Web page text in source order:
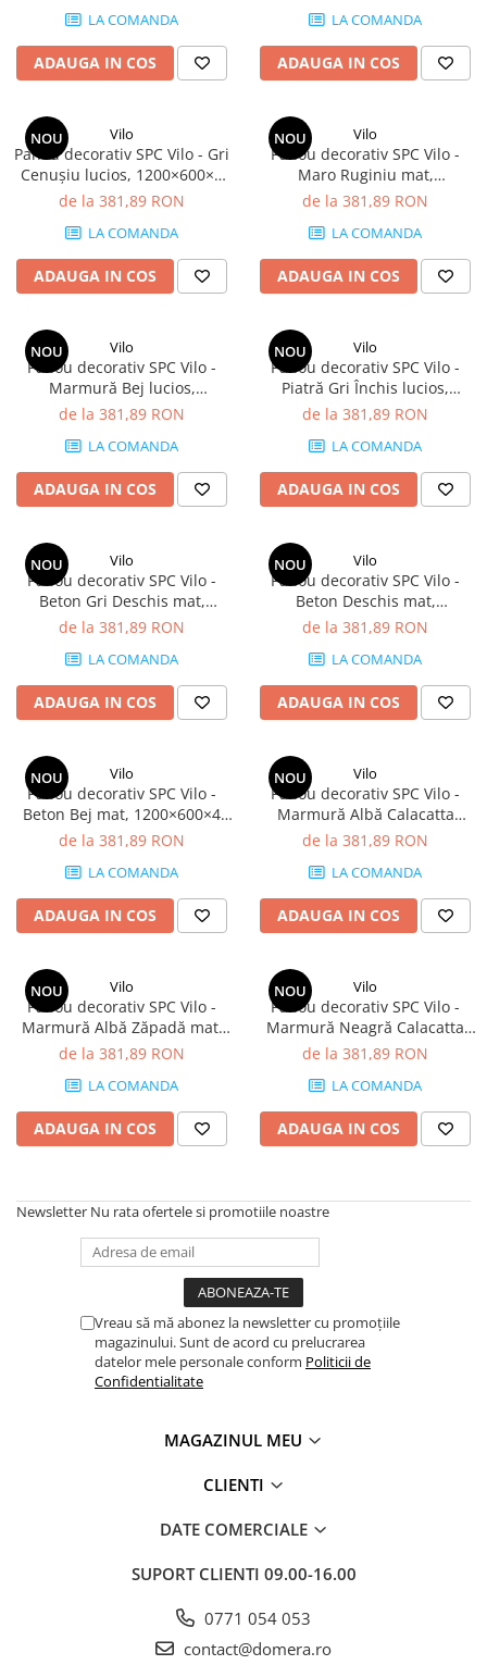
LA COMANDA
ADAUGA IN COS
LA COMANDA
ADAUGA IN COS
NOU Vilo
Panou decorativ SPC Vilo - Gri
Cenușiu lucios, 1200×600×4
mm, 2.88 mp/cutie (4 panouri)
de la 381,89 RON
LA COMANDA
ADAUGA IN COS
NOU Vilo
Panou decorativ SPC Vilo -
Maro Ruginiu mat,
1200×600×4 mm, 2.88
de la 381,89 RON
LA COMANDA
ADAUGA IN COS
NOU Vilo
Panou decorativ SPC Vilo -
Marmură Bej lucios,
1200×600×4 mm, 2.88
de la 381,89 RON
LA COMANDA
ADAUGA IN COS
NOU Vilo
Panou decorativ SPC Vilo -
Piatră Gri Închis lucios,
1200×600×4 mm, 2.88
de la 381,89 RON
LA COMANDA
ADAUGA IN COS
NOU Vilo
Panou decorativ SPC Vilo -
Beton Gri Deschis mat,
1200×600×4 mm, 2.88
de la 381,89 RON
LA COMANDA
ADAUGA IN COS
NOU Vilo
Panou decorativ SPC Vilo -
Beton Deschis mat,
1200×600×4 mm, 2.88
de la 381,89 RON
LA COMANDA
ADAUGA IN COS
NOU Vilo
Panou decorativ SPC Vilo -
Beton Bej mat, 1200×600×4
mm, 2.88 mp/cutie (4 panouri)
de la 381,89 RON
LA COMANDA
ADAUGA IN COS
NOU Vilo
Panou decorativ SPC Vilo -
Marmură Albă Calacatta
lucios, 1200×600×4 mm, 2.88
de la 381,89 RON
LA COMANDA
ADAUGA IN COS
NOU Vilo
Panou decorativ SPC Vilo -
Marmură Albă Zăpadă mat,
1200×600×4 mm, 2.88
de la 381,89 RON
LA COMANDA
ADAUGA IN COS
NOU Vilo
Panou decorativ SPC Vilo -
Marmură Neagră Calacatta
lucios, 1200×600×4 mm, 2.88
de la 381,89 RON
LA COMANDA
ADAUGA IN COS
Newsletter Nu rata ofertele si promotiile noastre
Vreau să mă abonez la newsletter cu promoțiile
magazinului. Sunt de acord cu prelucrarea
datelor mele personale conform Politicii de
Confidentialitate
MAGAZINUL MEU
CLIENTI
DATE COMERCIALE
SUPORT CLIENTI 09.00-16.00
0771 054 053
contact@domera.ro